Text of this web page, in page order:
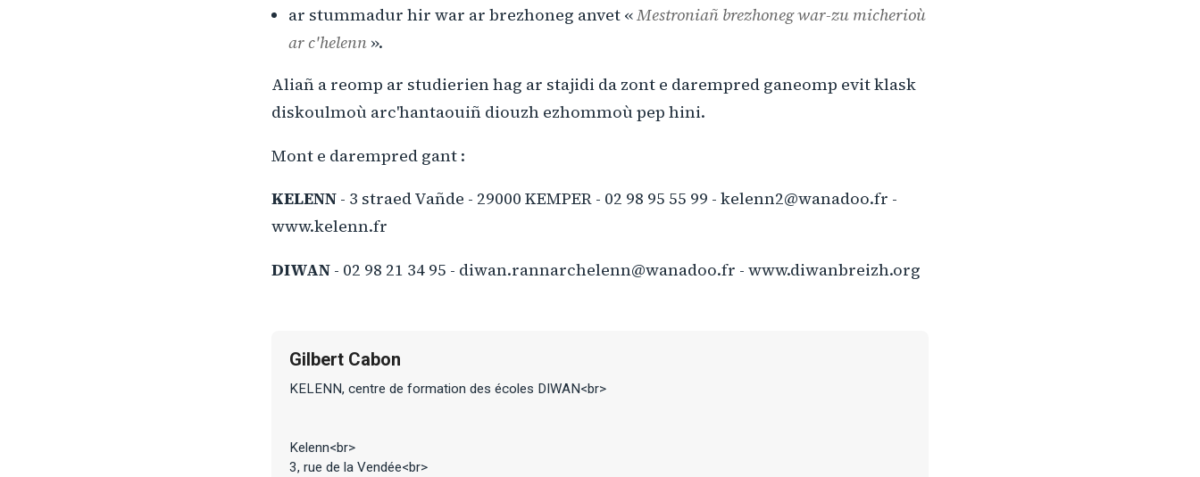
ar stummadur hir war ar brezhoneg anvet «Mestroniañ brezhoneg war-zu micherioù
ar c'helenn ».
Aliañ a reomp ar studierien hag ar stajidi da zont e darempred ganeomp evit klask
diskoulmoù arc'hantaouiñ diouzh ezhommoù pep hini.
Mont e darempred gant :
KELENN - 3 straed Vañde - 29000 KEMPER - 02 98 95 55 99 - kelenn2@wanadoo.fr -
www.kelenn.fr
DIWAN - 02 98 21 34 95 - diwan.rannarchelenn@wanadoo.fr - www.diwanbreizh.org
Gilbert Cabon
KELENN, centre de formation des écoles DIWAN<br>
Kelenn<br>
3, rue de la Vendée<br>